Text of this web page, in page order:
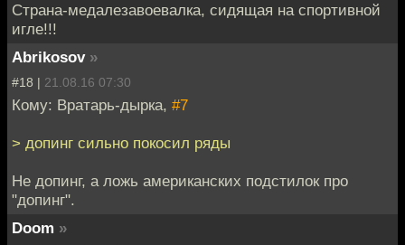
Страна-медалезавоевалка, сидящая на спортивной
игле!!!
Abrikosov »
#18 | 21.08.16 07:30
Кому: Вратарь-дырка, #7
> допинг сильно покосил ряды
Не допинг, а ложь американских подстилок про
"допинг".
Doom »